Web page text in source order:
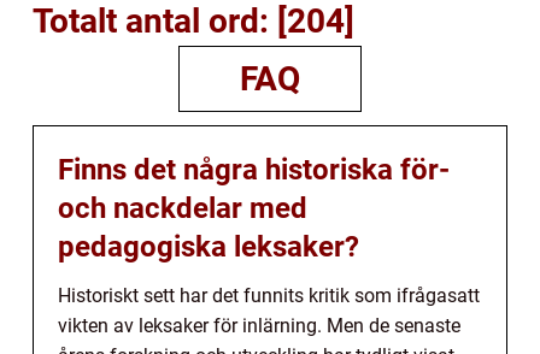
Totalt antal ord: [204]
FAQ
Finns det några historiska för-
och nackdelar med
pedagogiska leksaker?
Historiskt sett har det funnits kritik som ifrågasatt
vikten av leksaker för inlärning. Men de senaste